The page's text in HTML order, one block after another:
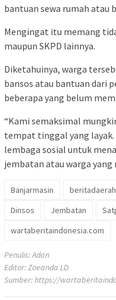
bantuan sewa rumah atau
Mengingat itu memang
maupun SKPD lainnya.
Diketahuinya, warga
bansos atau bantuan dari
beberapa yang belum
“Kami semaksimal
tempat tinggal yang
lembaga sosial untuk
jembatan atau warga yang
Banjarmasin beritadaerah
Dinsos
Jembatan
wartaberitaindonesia.com
Penulis: Adan
Editor: Zoeanda LD
Sumber:https://